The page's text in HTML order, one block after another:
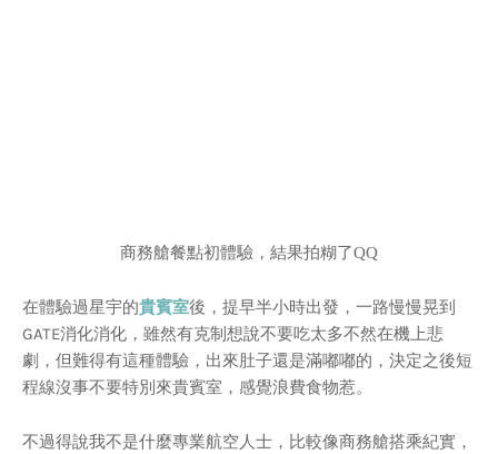
商務艙餐點初體驗，結果拍糊了QQ
在體驗過星宇的貴賓室後，提早半小時出發，一路慢慢晃到
GATE消化消化，雖然有克制想說不要吃太多不然在機上悲
劇，但難得有這種體驗，出來肚子還是滿嘟嘟的，決定之後短
程線沒事不要特別來貴賓室，感覺浪費食物惹。
不過得說我不是什麼專業航空人士，比較像商務艙搭乘紀實，